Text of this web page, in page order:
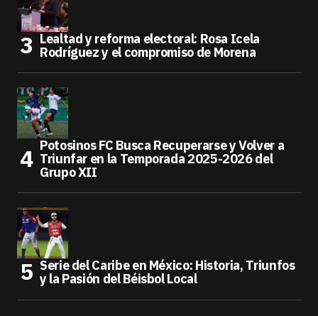
Lealtad y reforma electoral: Rosa Icela
Rodríguez y el compromiso de Morena
Potosinos FC Busca Recuperarse y Volver a
Triunfar en la Temporada 2025-2026 del
Grupo XII
Serie del Caribe en México: Historia, Triunfos
y la Pasión del Béisbol Local